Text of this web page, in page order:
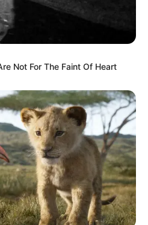
Not For The Faint Of Heart